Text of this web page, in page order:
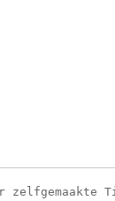
zelfgemaakte